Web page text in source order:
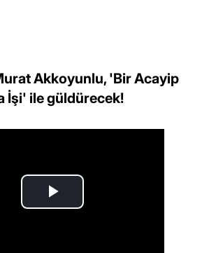
Akkoyunlu, 'Bir Acayip
İşi' ile güldürecek!